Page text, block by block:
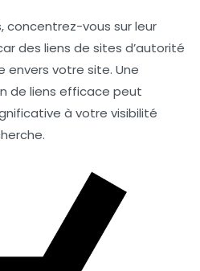
concentrez-vous sur leur
des liens de sites d’autorité
votre site. Une
de liens efficace peut
à votre visibilité